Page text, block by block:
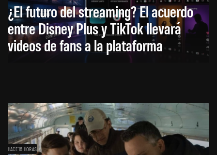
¿El futuro del streaming? El acuerdo
entre Disney Plus y TikTok llevará
videos de fans a la plataforma
HACE 16 HORAS